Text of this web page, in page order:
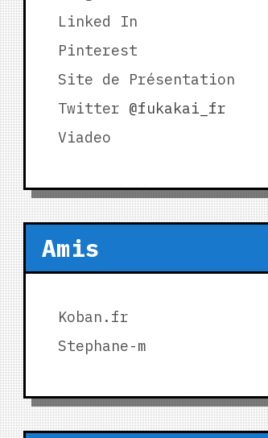
Linked In
Pinterest
Site de Présentation
Twitter @fukakai_fr
Viadeo
Amis
Koban.fr
Stephane-m